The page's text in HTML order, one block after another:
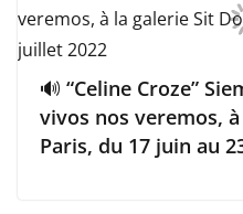
🔊 “Celine Croze”
vivos nos veremos,
Paris, du 17 juin au